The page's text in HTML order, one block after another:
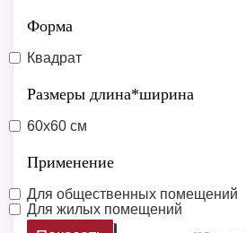
Форма
Квадрат
Размеры длина*ширина
60х60 см
Применение
Для общественных помещений
Для жилых помещений